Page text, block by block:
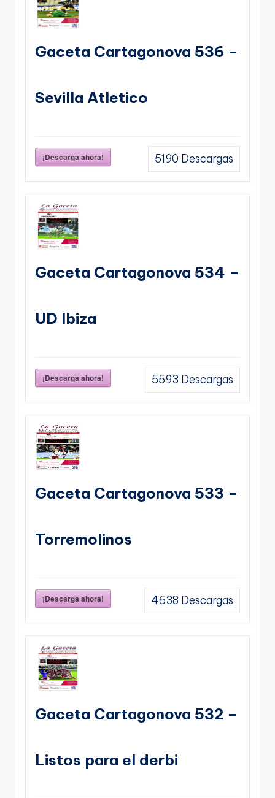
Gaceta Cartagonova 536 –
Sevilla Atletico
¡Descarga ahora! 5190 Descargas
Gaceta Cartagonova 534 –
UD Ibiza
¡Descarga ahora! 5593 Descargas
Gaceta Cartagonova 533 –
Torremolinos
¡Descarga ahora! 4638 Descargas
Gaceta Cartagonova 532 –
Listos para el derbi